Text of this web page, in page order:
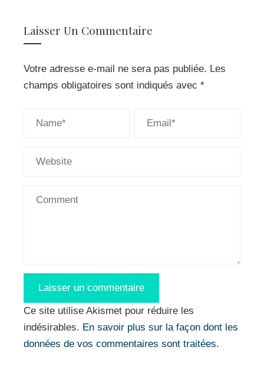
Laisser Un Commentaire
Votre adresse e-mail ne sera pas publiée. Les
champs obligatoires sont indiqués avec *
Ce site utilise Akismet pour réduire les
indésirables. En savoir plus sur la façon dont les
données de vos commentaires sont traitées.